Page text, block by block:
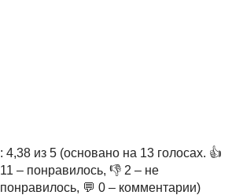
: 4,38 из 5 (основано на 13 голосах. 👍
11 – понравилось, 👎 2 – не
понравилось, 💬 0 – комментарии)